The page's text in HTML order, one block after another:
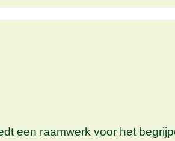
een raamwerk voor het